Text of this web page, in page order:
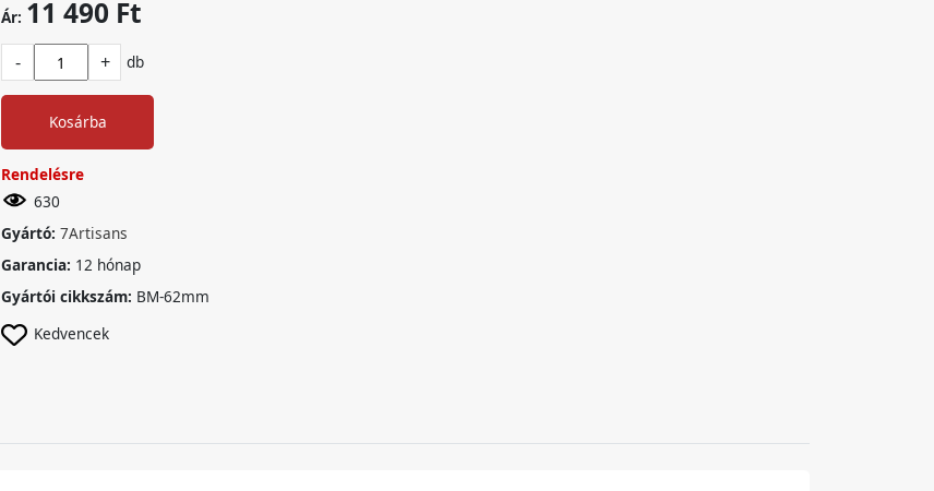
Ár: 11 490 Ft
- + db
Kosárba
Rendelésre
630
Gyártó: 7Artisans
Garancia: 12 hónap
Gyártói cikkszám: BM-62mm
Kedvencek